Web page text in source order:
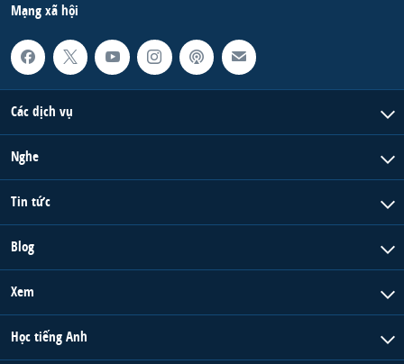
Mạng xã hội
Các dịch vụ
Nghe
Tin tức
Blog
Xem
Học tiếng Anh